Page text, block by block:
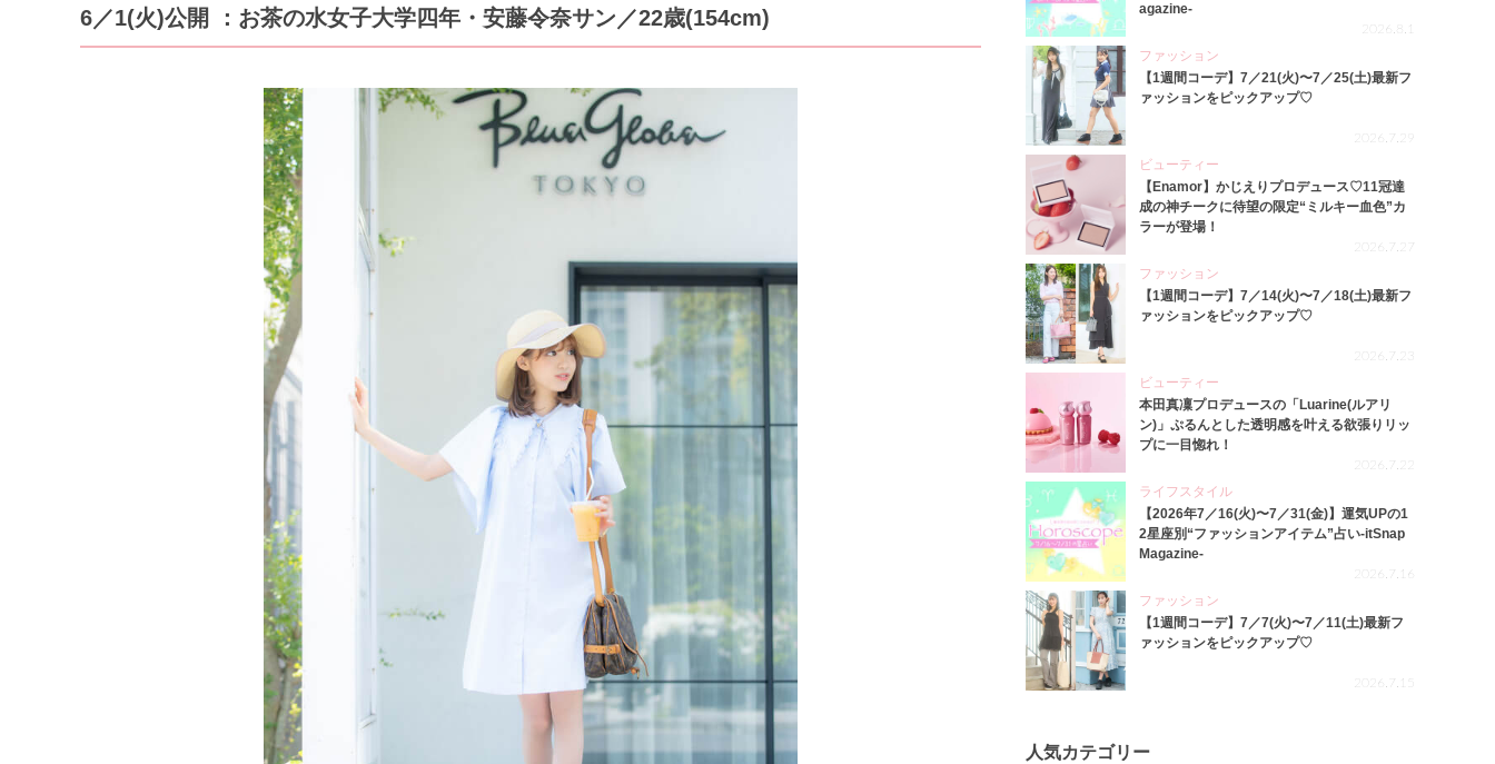
6／1(火)公開 ：お茶の水女子大学四年・安藤令奈サン／22歳(154cm)
agazine-
2026.8.1
ファッション
【1週間コーデ】7／21(火)〜7／25(土)最新フ
ァッションをピックアップ♡
2026.7.29
ビューティー
【Enamor】かじえりプロデュース♡11冠達
成の神チークに待望の限定“ミルキー血色”カ
ラーが登場！
2026.7.27
ファッション
【1週間コーデ】7／14(火)〜7／18(土)最新フ
ァッションをピックアップ♡
2026.7.23
ビューティー
本田真凜プロデュースの「Luarine(ルアリ
ン)」ぷるんとした透明感を叶える欲張りリッ
プに一目惚れ！
2026.7.22
ライフスタイル
【2026年7／16(火)〜7／31(金)】運気UPの1
2星座別“ファッションアイテム”占い-itSnap
Magazine-
2026.7.16
ファッション
【1週間コーデ】7／7(火)〜7／11(土)最新フ
ァッションをピックアップ♡
2026.7.15
人気カテゴリー